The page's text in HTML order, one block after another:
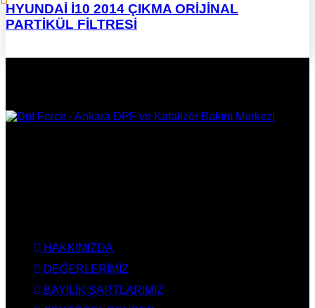
HYUNDAİ İ10 2014 ÇIKMA ORİJİNAL
PARTİKÜL FİLTRESİ
HAKKIMIZDA
DEĞERLERİMİZ
BAYİLİK ŞARTLARIMIZ